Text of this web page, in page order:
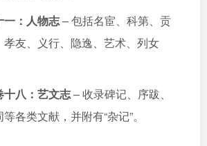
一：人物志– 包括名宦、科第、贡
孝友、义行、隐逸、艺术、列女
十八：艺文志– 收录碑记、序跋、
各类文献，并附有“杂记”。